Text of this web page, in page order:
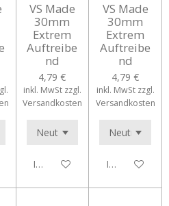
VS Made
30mm
Extrem
Auftreibe
nd
4,79 €
inkl. MwSt zzgl.
Versandkosten
In den Warenkorb
VS Made
30mm
Extrem
Auftreibe
nd
4,79 €
inkl. MwSt zzgl.
Versandkosten
In den